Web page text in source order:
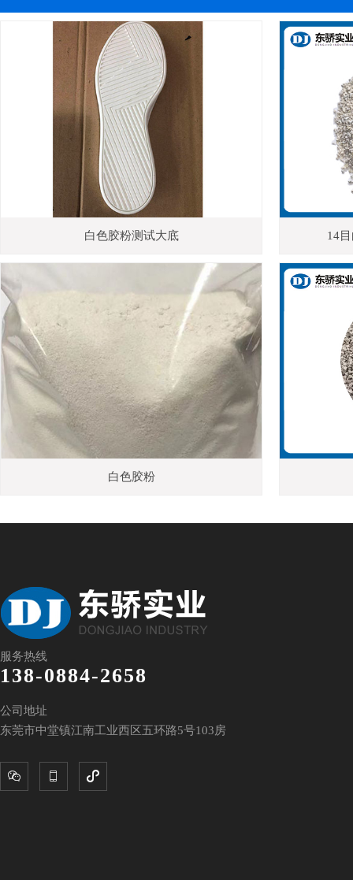
白色胶粉测试大底 14
白色胶粉
服务热线
138-0884-2658
公司地址
东莞市中堂镇江南工业西区五环路5号103房
  